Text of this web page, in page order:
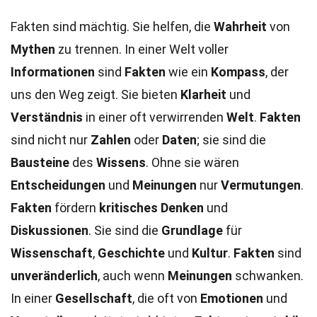
Fakten sind mächtig. Sie helfen, die Wahrheit von
Mythen zu trennen. In einer Welt voller
Informationen sind Fakten wie ein Kompass, der
uns den Weg zeigt. Sie bieten Klarheit und
Verständnis in einer oft verwirrenden Welt. Fakten
sind nicht nur Zahlen oder Daten; sie sind die
Bausteine des Wissens. Ohne sie wären
Entscheidungen und Meinungen nurVermutungen.
Fakten fördern kritisches Denken und
Diskussionen. Sie sind die Grundlage für
Wissenschaft, Geschichte und Kultur. Fakten sind
unveränderlich, auch wenn Meinungen schwanken.
In einer Gesellschaft, die oft von Emotionen und